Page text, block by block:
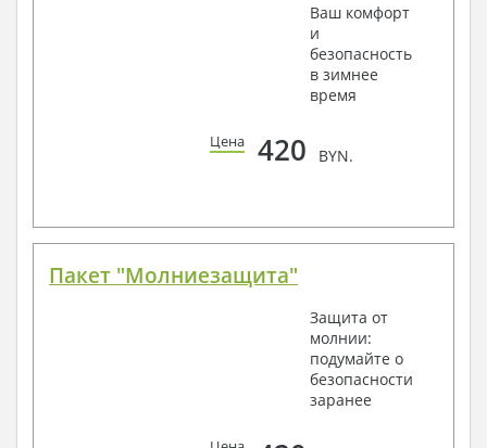
Ваш комфорт
и
безопасность
в зимнее
время
Цена 420 BYN.
Пакет "Молниезащита"
Защита от
молнии:
подумайте о
безопасности
заранее